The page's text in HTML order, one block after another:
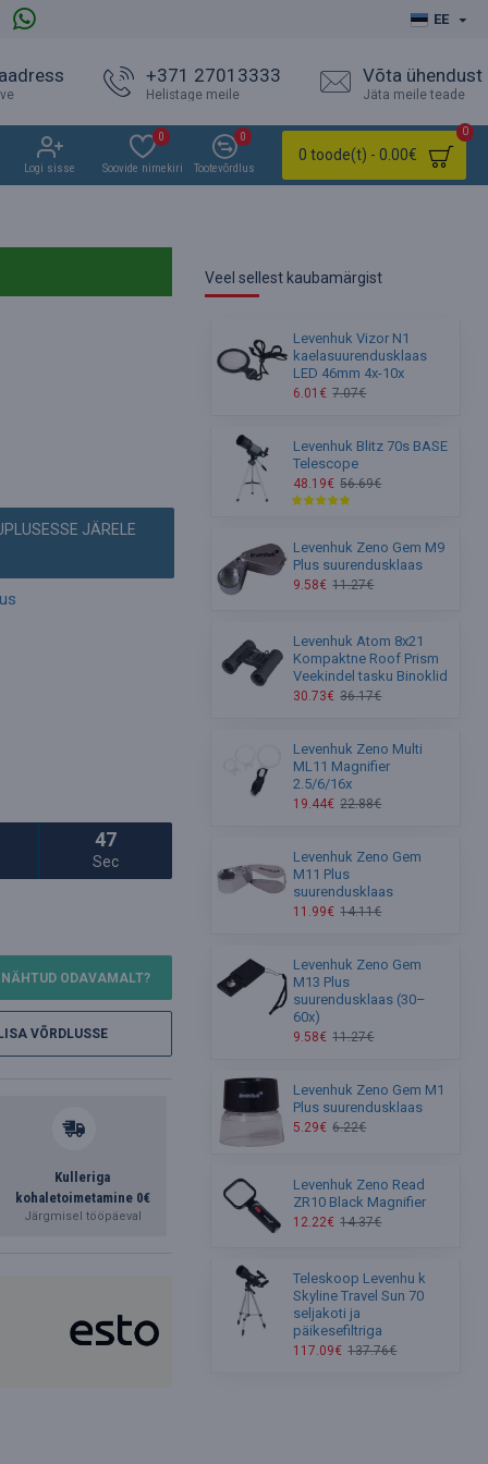
EE
+371 27013333
Helistage meile
Võta ühendust
Jäta meile teade
Logi sisse Soovide nimekiri
0
Tootevõrdlus
0
0 toode(t) - 0.00€
0
JÄRELE
46
Sec
NÄHTUD ODAVAMALT?
VÕRDLUSSE
Kulleriga
kohaletoimetamine 0€
Järgmisel tööpäeval
Veel sellest kaubamärgist
Levenhuk Vizor N1
kaelasuurendusklaas
LED 46mm 4x-10x
6.01€ 7.07€
Levenhuk Blitz 70s BASE
Telescope
48.19€ 56.69€
Levenhuk Zeno Gem M9
Plus suurendusklaas
9.58€ 11.27€
Levenhuk Atom 8x21
Kompaktne Roof Prism
Veekindel tasku Binoklid
30.73€ 36.17€
Levenhuk Zeno Multi
ML11 Magnifier
2.5/6/16x
19.44€ 22.88€
Levenhuk Zeno Gem
M11 Plus
suurendusklaas
11.99€ 14.11€
Levenhuk Zeno Gem
M13 Plus
suurendusklaas (30–
60x)
9.58€ 11.27€
Levenhuk Zeno Gem M1
Plus suurendusklaas
5.29€ 6.22€
Levenhuk Zeno Read
ZR10 Black Magnifier
12.22€ 14.37€
Teleskoop Levenhu k
Skyline Travel Sun 70
seljakoti ja
päikesefiltriga
117.09€ 137.76€